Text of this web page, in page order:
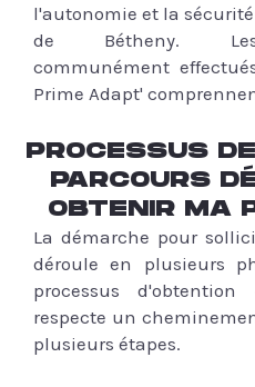
l'autonomie et la
de Bétheny. Les
communément
Prime Adapt'
PROCESSUS
PARCOURS
OBTENIR MA
La démarche pour
déroule en plusieurs
processus
respecte un
plusieurs étapes.